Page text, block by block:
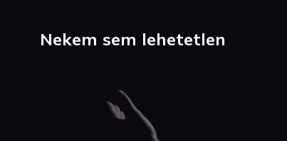
Nekem sem lehetetlen